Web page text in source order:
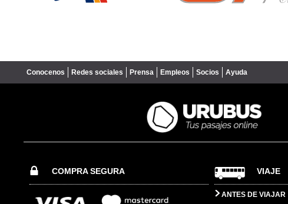
Conocenos Redes sociales Prensa Empleos Socios Ayuda
COMPRA SEGURA VIAJE
ANTES DE VIAJAR